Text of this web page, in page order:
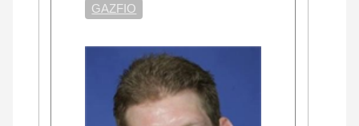
GAZFIO